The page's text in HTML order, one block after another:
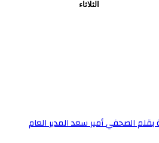
الثلاثاء
بقلم الصحفي أمير سعد المدير العام